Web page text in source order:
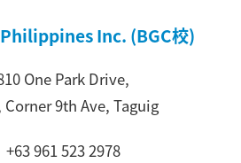
Inc. (BGC校)
One Park Drive,
9th Ave, Taguig
+63 961 523 2978